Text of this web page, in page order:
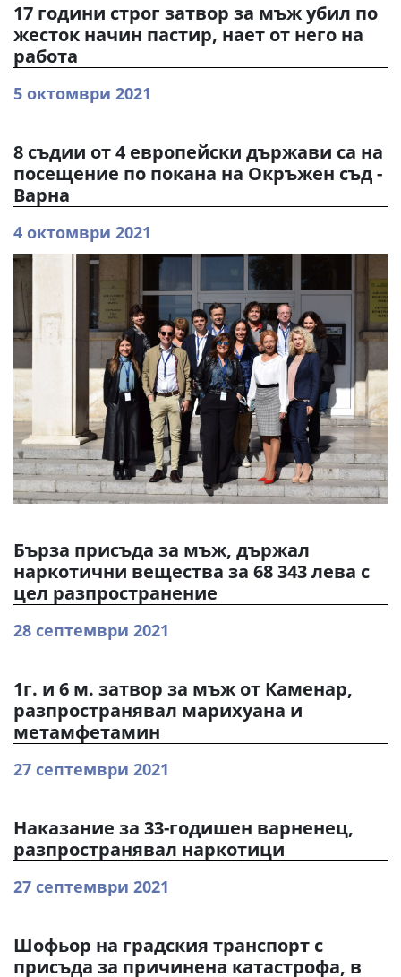
17 години строг затвор за мъж убил по
жесток начин пастир, нает от него на
работа
5 октомври 2021
8 съдии от 4 европейски държави са на
посещение по покана на Окръжен съд -
Варна
4 октомври 2021
Бърза присъда за мъж, държал
наркотични вещества за 68 343 лева с
цел разпространение
28 септември 2021
1г. и 6 м. затвор за мъж от Каменар,
разпространявал марихуана и
метамфетамин
27 септември 2021
Наказание за 33-годишен варненец,
разпространявал наркотици
27 септември 2021
Шофьор на градския транспорт с
присъда за причинена катастрофа, в